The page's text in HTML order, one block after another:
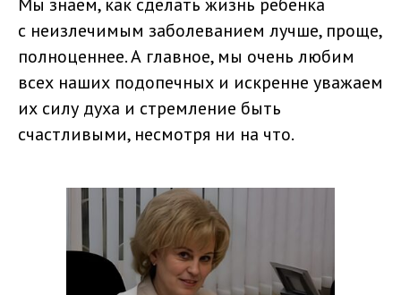
с неизлечимым заболеванием лучше, проще,
полноценнее. А главное, мы очень любим
всех наших подопечных и искренне уважаем
их силу духа и стремление быть
счастливыми, несмотря ни на что.